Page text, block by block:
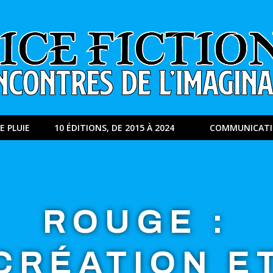
PLUIE 10 ÉDITIONS, DE 2015 À 2024
ROUGE :